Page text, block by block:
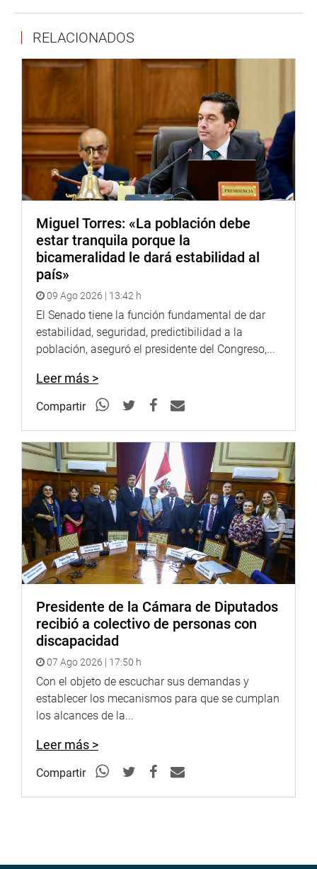
Pasco.
La presidenta de la Comisión de Descentralización, Ana
proceso de saneamiento en aproximadamente 233
kilómetros que representa el 85 % de limites saneados.
Precisó que, actualmente la colindancia saneada
intradepartamental en la provincia es de 0 %, pero de
aprobarse la iniciativa legislativa se podrá sanear el 85%
de limites intradepartamentales.
Finalmente, con 87 votos a favor y 1 abstención el
dictamen fue exonerado de segunda votación.
OFICINA DE COMUNICACIONES E IMAGEN
INSTITUCIONAL
RELACIONADOS
Miguel Torres: «La población debe
estar tranquila porque la
bicameralidad le dará estabilidad al
país»
09 Ago 2026 | 13:42 h
El Senado tiene la función fundamental de dar
estabilidad, seguridad, predictibilidad a la
población, aseguró el presidente del Congreso,...
Leer más >
Compartir
Presidente de la Cámara de Diputados
recibió a colectivo de personas con
discapacidad
07 Ago 2026 | 17:50 h
Con el objeto de escuchar sus demandas y
establecer los mecanismos para que se cumplan
los alcances de la...
Leer más >
Compartir